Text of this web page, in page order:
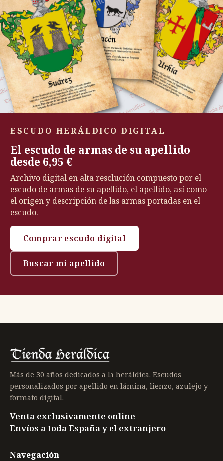
ESCUDO HERÁLDICO DIGITAL
El escudo de armas de su apellido
desde 6,95 €
Archivo digital en alta resolución compuesto por el
escudo de armas de su apellido, el apellido, así como
el origen y descripción de las armas portadas en el
escudo.
Comprar escudo digital
Buscar mi apellido
Más de 30 años dedicados a la heráldica. Escudos
personalizados por apellido en lámina, lienzo, azulejo y
formato digital.
Venta exclusivamente online
Envíos a toda España y el extranjero
Navegación